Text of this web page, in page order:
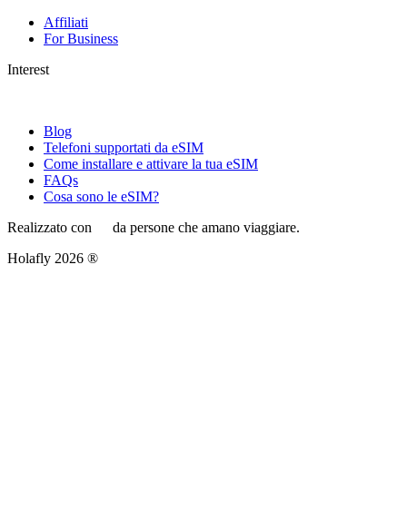
Affiliati
For Business
Interest
Blog
Telefoni supportati da eSIM
Come installare e attivare la tua eSIM
FAQs
Cosa sono le eSIM?
Realizzato con
da persone che amano viaggiare.
Holafly 2026 ®